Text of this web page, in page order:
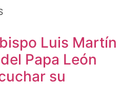
Luis Martín
Papa León
su